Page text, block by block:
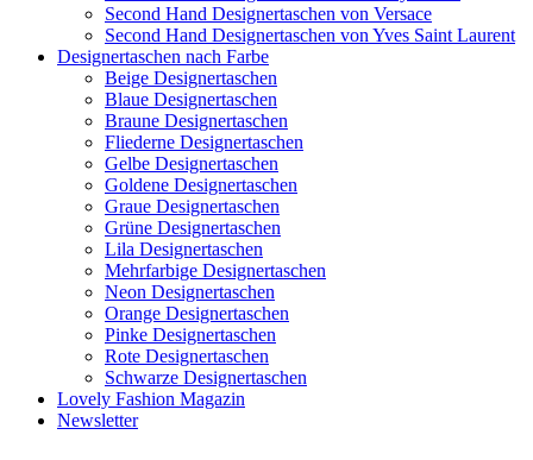
Second Hand Designertaschen von Versace
Second Hand Designertaschen von Yves Saint Laurent
Designertaschen nach Farbe
Beige Designertaschen
Blaue Designertaschen
Braune Designertaschen
Fliederne Designertaschen
Gelbe Designertaschen
Goldene Designertaschen
Graue Designertaschen
Grüne Designertaschen
Lila Designertaschen
Mehrfarbige Designertaschen
Neon Designertaschen
Orange Designertaschen
Pinke Designertaschen
Rote Designertaschen
Schwarze Designertaschen
Lovely Fashion Magazin
Newsletter